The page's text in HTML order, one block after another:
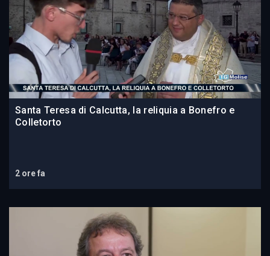
Santa Teresa di Calcutta, la reliquia a Bonefro e
Colletorto
2 ore fa